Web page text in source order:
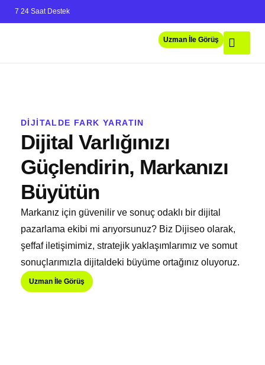
7 24 Saat Destek
Uzman İle Görüş
DİJİTALDE FARK YARATIN
Dijital Varlığınızı
Güçlendirin, Markanızı
Büyütün
Markanız için güvenilir ve sonuç odaklı bir dijital
pazarlama ekibi mi arıyorsunuz? Biz Dijiseo olarak,
şeffaf iletişimimiz, stratejik yaklaşımlarımız ve somut
sonuçlarımızla dijitaldeki büyüme ortağınız oluyoruz.
Uzman İle Görüş